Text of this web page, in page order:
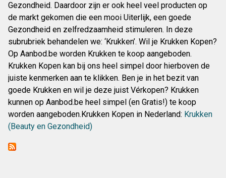
Gezondheid. Daardoor zijn er ook heel veel producten op
de markt gekomen die een mooi Uiterlijk, een goede
Gezondheid en zelfredzaamheid stimuleren. In deze
subrubriek behandelen we: ‘Krukken’. Wil je Krukken Kopen?
Op Aanbod.be worden Krukken te koop aangeboden.
Krukken Kopen kan bij ons heel simpel door hierboven de
juiste kenmerken aan te klikken. Ben je in het bezit van
goede Krukken en wil je deze juist Vérkopen? Krukken
kunnen op Aanbod.be heel simpel (en Gratis!) te koop
worden aangeboden.Krukken Kopen in Nederland: Krukken
(Beauty en Gezondheid)